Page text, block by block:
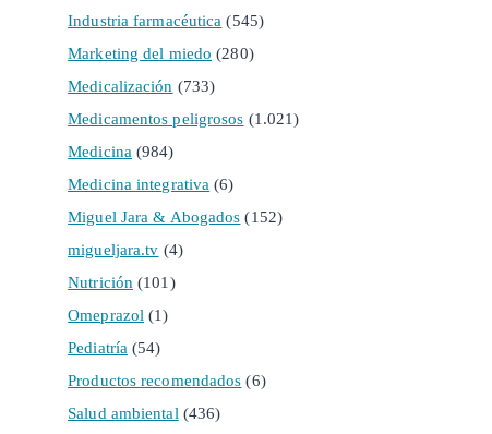
Industria farmacéutica (545)
Marketing del miedo (280)
Medicalización (733)
Medicamentos peligrosos (1.021)
Medicina (984)
Medicina integrativa (6)
Miguel Jara & Abogados (152)
migueljara.tv (4)
Nutrición (101)
Omeprazol (1)
Pediatría (54)
Productos recomendados (6)
Salud ambiental (436)